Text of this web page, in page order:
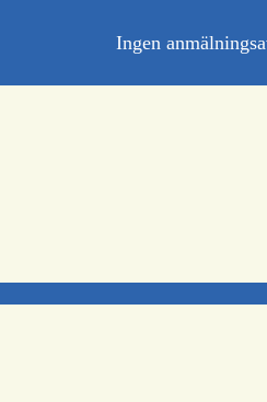
Ingen